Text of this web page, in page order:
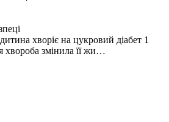
хворіє на цукровий діабет 1
змінила її жи…